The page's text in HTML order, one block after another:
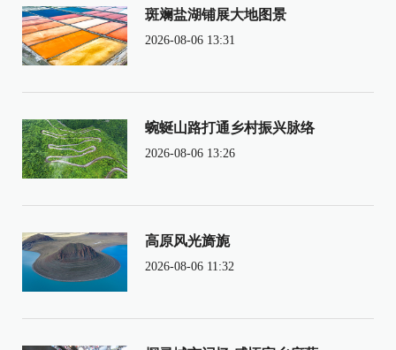
斑斓盐湖铺展大地图景
2026-08-06 13:31
蜿蜒山路打通乡村振兴脉络
2026-08-06 13:26
高原风光旖旎
2026-08-06 11:32